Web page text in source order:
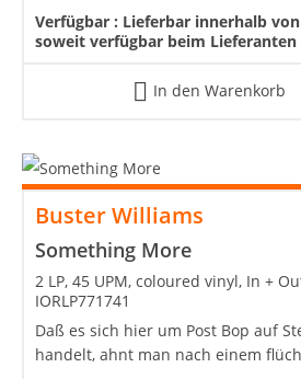
Verfügbar : Lieferbar innerhalb
soweit verfügbar beim Lieferanten
In den Warenkorb
Buster Williams
Something More
2 LP, 45 UPM, coloured vinyl, In +
IORLP771741
Daß es sich hier um Post Bop auf
handelt, ahnt man nach einem